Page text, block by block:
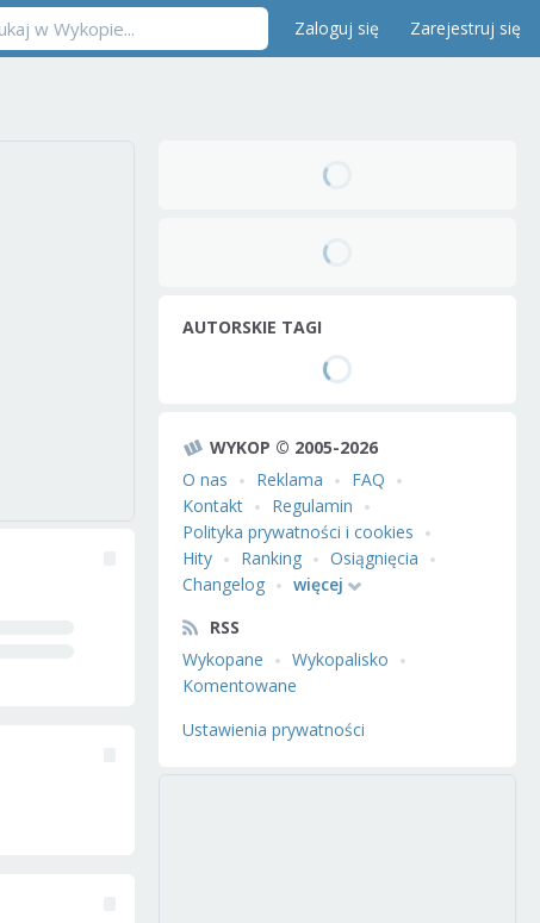
Zaloguj się Zarejestruj się
AUTORSKIE TAGI
WYKOP © 2005-2026
O nas
Reklama
FAQ
Kontakt
Regulamin
Polityka prywatności i cookies
Hity
Ranking
Osiągnięcia
Changelog
więcej
RSS
Wykopane
Wykopalisko
Komentowane
Ustawienia prywatności